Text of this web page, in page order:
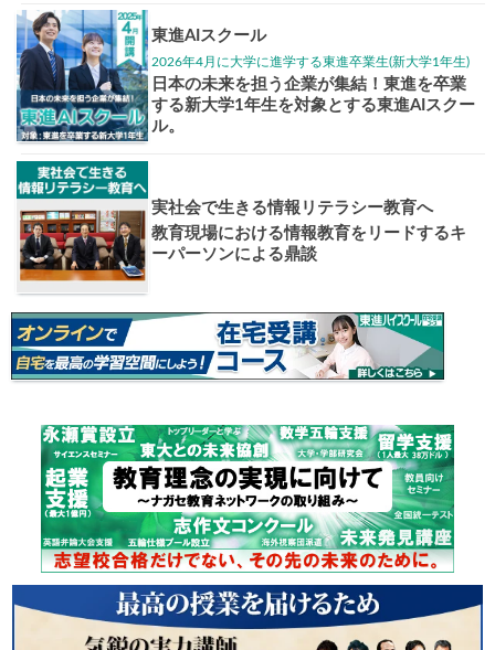
大学入試偏差値ランキング 現役合格
お知らせ・イベント
高3生・高2生・高1生対
東進の実力講師陣
導を今すぐ体験!!
個別相談
高3生・高2生・高1生と
受験や高校の成績
ください！